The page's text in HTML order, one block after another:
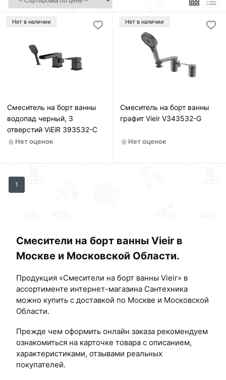
Нет в наличии
Смеситель на борт ванны
водопад черный, 3
отверстий ViEiR 393532-C
Нет оценок
Нет в наличии
Смеситель на борт ванны
графит Vieir V343532-G
Нет оценок
1
Смесители на борт ванны Vieir в
Москве и Московской Области.
Продукция «Смесители на борт ванны Vieir» в
ассортименте интернет-магазина Сантехника
можно купить с доставкой по Москве и Московской
Области.
Прежде чем оформить онлайн заказа рекомендуем
ознакомиться на карточке товара с описанием,
характеристиками, отзывами реальных
покупателей.